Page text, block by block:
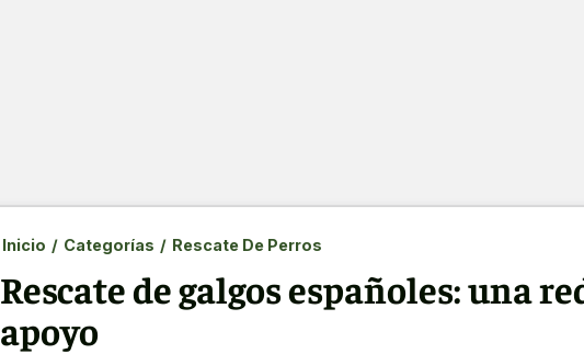
Inicio / Categorías / Rescate De Perros
Rescate de galgos españoles: una
apoyo